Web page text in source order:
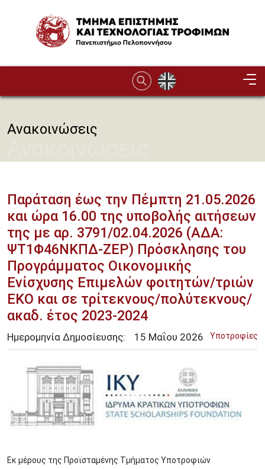
Image
Ανακοινώσεις
Παράταση έως την Πέμπτη 21.05.2026
και ώρα 16.00 της υποβολής αιτήσεων
της με αρ. 3791/02.04.2026 (ΑΔΑ:
ΨΤ1Φ46ΝΚΠΔ-ΖΕΡ) Πρόσκλησης του
Προγράμματος Οικονομικής
Ενίσχυσης Επιμελών φοιτητών/τριών
ΕΚΟ και σε τρίτεκνους/πολύτεκνους/
ακαδ. έτος 2023-2024
Υποτροφίες
Ημερομηνία Δημοσίευσης: 15 Μαΐου 2026
Image
Εκ μέρους της Προϊσταμένης Τμήματος Υποτροφιών